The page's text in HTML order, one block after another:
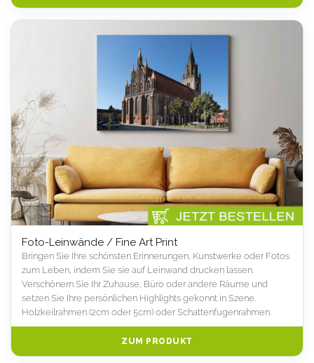
Foto-Leinwände / Fine Art Print
Bringen Sie Ihre schönsten Erinnerungen, Kunstwerke oder Fotos
zum Leben, indem Sie sie auf Leinwand drucken lassen.
Verschönern Sie Ihr Zuhause, Büro oder andere Räume und
setzen Sie Ihre persönlichen Highlights gekonnt in Szene.
Holzkeilrahmen (2cm oder 5cm) oder Schattenfugenrahmen.
ZUM PRODUKT